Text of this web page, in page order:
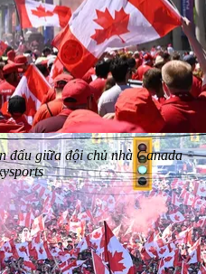
đấu giữa đội chủ nhà Canada